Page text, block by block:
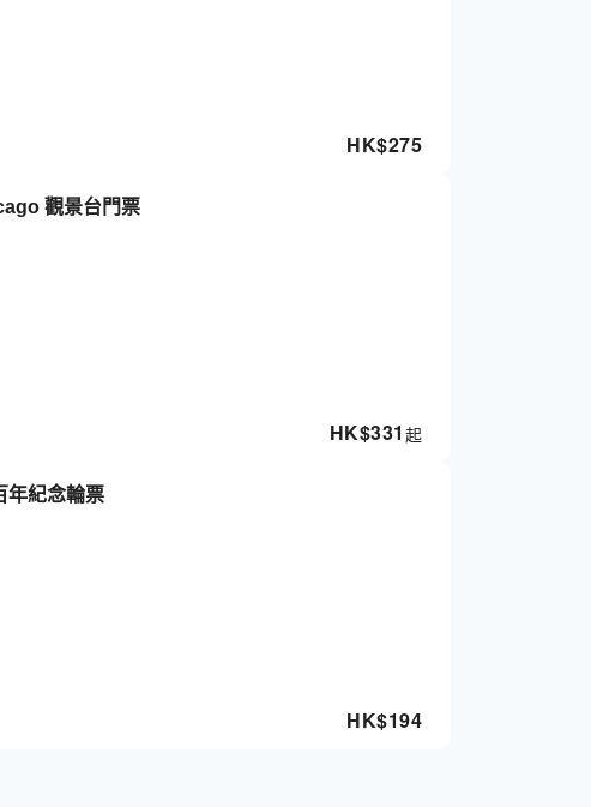
HK$275
觀景台門票
HK$331 起
年紀念輪票
HK$194